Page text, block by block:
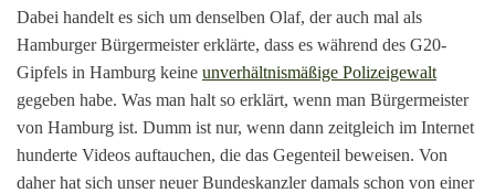
Dabei handelt es sich um denselben Olaf, der auch mal als
Hamburger Bürgermeister erklärte, dass es während des G20-
Gipfels in Hamburg keine unverhältnismäßige Polizeigewalt
gegeben habe. Was man halt so erklärt, wenn man Bürgermeister
von Hamburg ist. Dumm ist nur, wenn dann zeitgleich im Internet
hunderte Videos auftauchen, die das Gegenteil beweisen. Von
daher hat sich unser neuer Bundeskanzler damals schon von einer